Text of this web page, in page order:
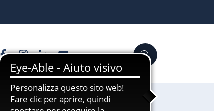
FacebookInstagram
LinkedinYouTube Cerca
Sostienici